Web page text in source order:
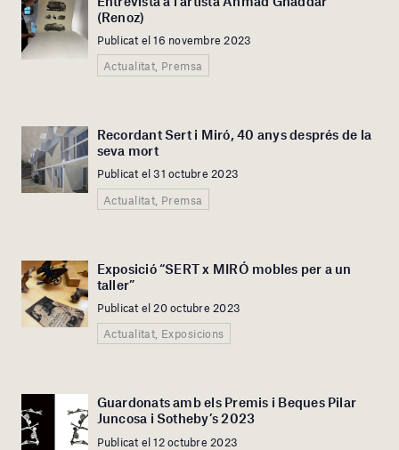
(Renoz)
Publicat el 16 novembre 2023
Actualitat, Premsa
Recordant Sert i Miró, 40 anys després de la
seva mort
Publicat el 31 octubre 2023
Actualitat, Premsa
Exposició “SERT x MIRÓ mobles per a un
taller”
Publicat el 20 octubre 2023
Actualitat, Exposicions
Guardonats amb els Premis i Beques Pilar
Juncosa i Sotheby’s 2023
Publicat el 12 octubre 2023